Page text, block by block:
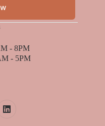
- 8PM
- 5PM